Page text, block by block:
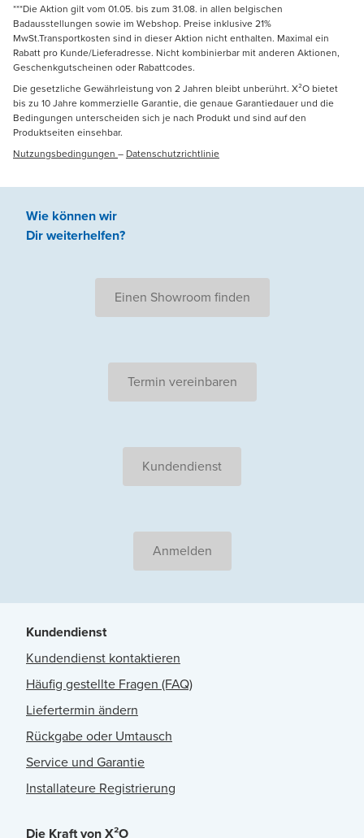
***Die Aktion gilt vom 01.05. bis zum 31.08. in allen belgischen
Badausstellungen sowie im Webshop. Preise inklusive 21%
MwSt.Transportkosten sind in dieser Aktion nicht enthalten. Maximal ein
Rabatt pro Kunde/Lieferadresse. Nicht kombinierbar mit anderen Aktionen,
Geschenkgutscheinen oder Rabattcodes.
Die gesetzliche Gewährleistung von 2 Jahren bleibt unberührt. X²O bietet
bis zu 10 Jahre kommerzielle Garantie, die genaue Garantiedauer und die
Bedingungen unterscheiden sich je nach Produkt und sind auf den
Produktseiten einsehbar.
Nutzungsbedingungen – Datenschutzrichtlinie
Wie können wir
Dir weiterhelfen?
Einen Showroom finden
Termin vereinbaren
Kundendienst
Anmelden
Kundendienst
Kundendienst kontaktieren
Häufig gestellte Fragen (FAQ)
Liefertermin ändern
Rückgabe oder Umtausch
Service und Garantie
Installateure Registrierung
Die Kraft von X²O